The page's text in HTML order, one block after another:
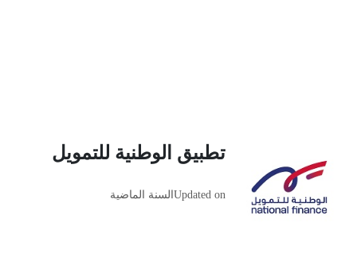
تطبيق الوطنية للتمويل
Updated on السنة الماضية